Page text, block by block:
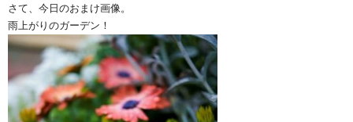
さて、今日のおまけ画像。
雨上がりのガーデン！